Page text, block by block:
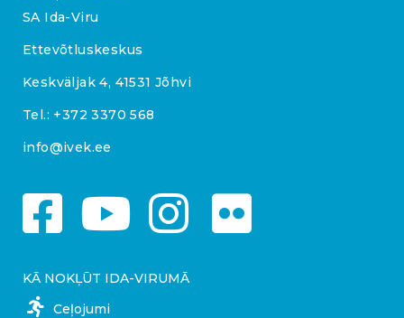
SA Ida-Viru
Ettevõtluskeskus
Keskväljak 4, 41531 Jõhvi
Tel.: +372 3370 568
info@ivek.ee
KĀ NOKĻŪT IDA-VIRUMĀ
Ceļojumi